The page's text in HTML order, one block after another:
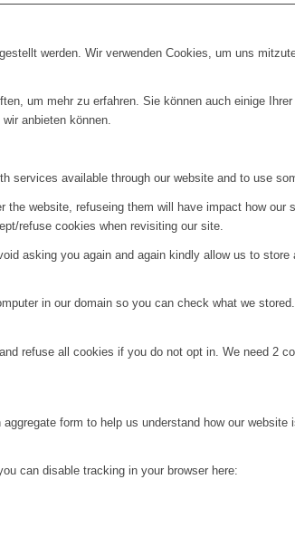
werden. Wir verwenden Cookies, um uns
um mehr zu erfahren. Sie können auch einige
anbieten können.
services available through our website and to use
website, refuseing them will have impact how
refuse cookies when revisiting our site.
asking you again and again kindly allow us to
in our domain so you can check what we
refuse all cookies if you do not opt in. We need 2
form to help us understand how our
can disable tracking in your browser here: